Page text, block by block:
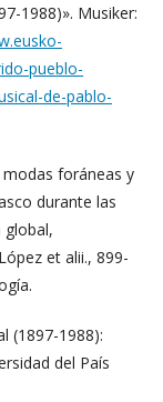
1988)». Musiker:
pueblo-
de-pablo-
foráneas y
durante las
global,
et alii., 899-
(1897-1988):
del País